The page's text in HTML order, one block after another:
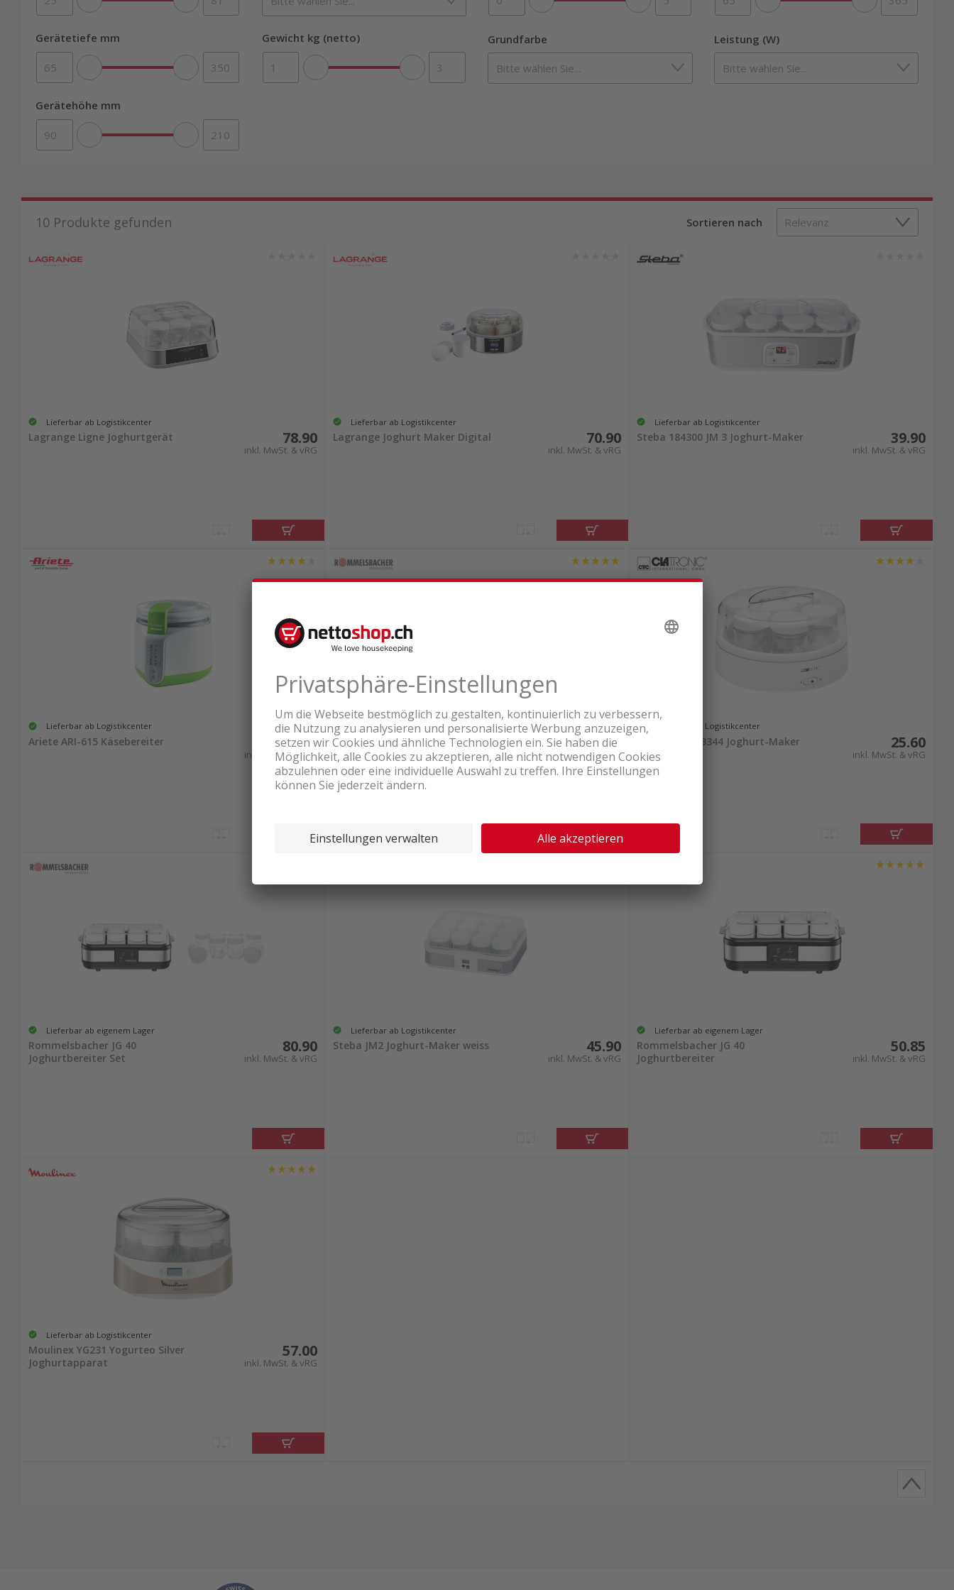
Gerätetiefe mm Gewicht kg (netto) Grundfarbe Leistung (W)
Gerätehöhe mm
10 Produkte gefunden Sortieren nach
Lieferbar ab Logistikcenter
Lagrange Ligne Joghurtgerät 78.90
inkl. MwSt. & vRG
Lieferbar ab Logistikcenter
Lagrange Joghurt Maker Digital 70.90
inkl. MwSt. & vRG
Lieferbar ab Logistikcenter
Steba 184300 JM 3 Joghurt-Maker 39.90
inkl. MwSt. & vRG
Lieferbar ab Logistikcenter
Ariete ARI-615 Käsebereiter 69.90
inkl. MwSt. & vRG
Lieferbar ab eigenem Lager
Rommelsbacher 20.JG 80 Joghurt-
und Frischkäsebereiter
69.95
inkl. MwSt. & vRG
Lieferbar ab Logistikcenter
Clatronic JM 3344 Joghurt-Maker 25.60
inkl. MwSt. & vRG
Lieferbar ab eigenem Lager
Rommelsbacher JG 40
Joghurtbereiter Set
80.90
inkl. MwSt. & vRG
Lieferbar ab Logistikcenter
Steba JM2 Joghurt-Maker weiss 45.90
inkl. MwSt. & vRG
Lieferbar ab eigenem Lager
Rommelsbacher JG 40
Joghurtbereiter
50.85
inkl. MwSt. & vRG
Lieferbar ab Logistikcenter
Moulinex YG231 Yogurteo Silver
Joghurtapparat
57.00
inkl. MwSt. & vRG